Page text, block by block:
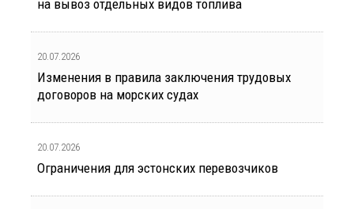
на вывоз отдельных видов топлива
20.07.2026
Изменения в правила заключения трудовых
договоров на морских судах
20.07.2026
Ограничения для эстонских перевозчиков